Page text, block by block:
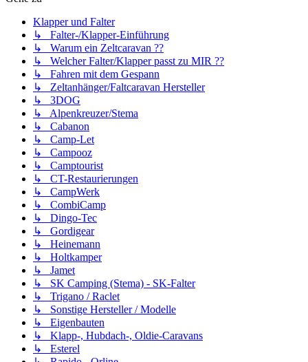
Klapper und Falter
↳ Falter-/Klapper-Einführung
↳ Warum ein Zeltcaravan ??
↳ Welcher Falter/Klapper passt zu MIR ??
↳ Fahren mit dem Gespann
↳ Zeltanhänger/Faltcaravan Hersteller
↳ 3DOG
↳ Alpenkreuzer/Stema
↳ Cabanon
↳ Camp-Let
↳ Campooz
↳ Camptourist
↳ CT-Restaurierungen
↳ CampWerk
↳ CombiCamp
↳ Dingo-Tec
↳ Gordigear
↳ Heinemann
↳ Holtkamper
↳ Jamet
↳ SK Camping (Stema) - SK-Falter
↳ Trigano / Raclet
↳ Sonstige Hersteller / Modelle
↳ Eigenbauten
↳ Klapp-, Hubdach-, Oldie-Caravans
↳ Esterel